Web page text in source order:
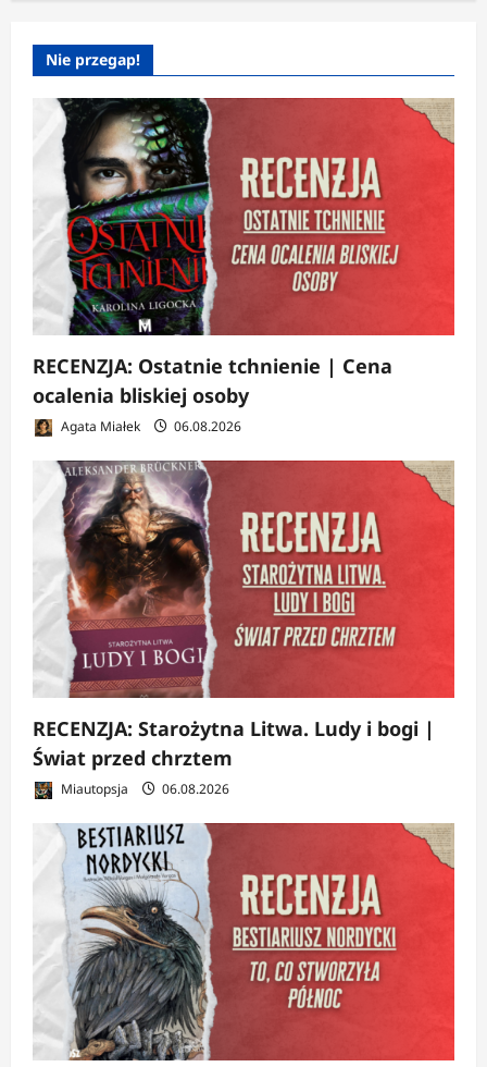
Nie przegap!
RECENZJA: Ostatnie tchnienie | Cena
ocalenia bliskiej osoby
Agata Miałek 06.08.2026
RECENZJA: Starożytna Litwa. Ludy i bogi |
Świat przed chrztem
Miautopsja 06.08.2026